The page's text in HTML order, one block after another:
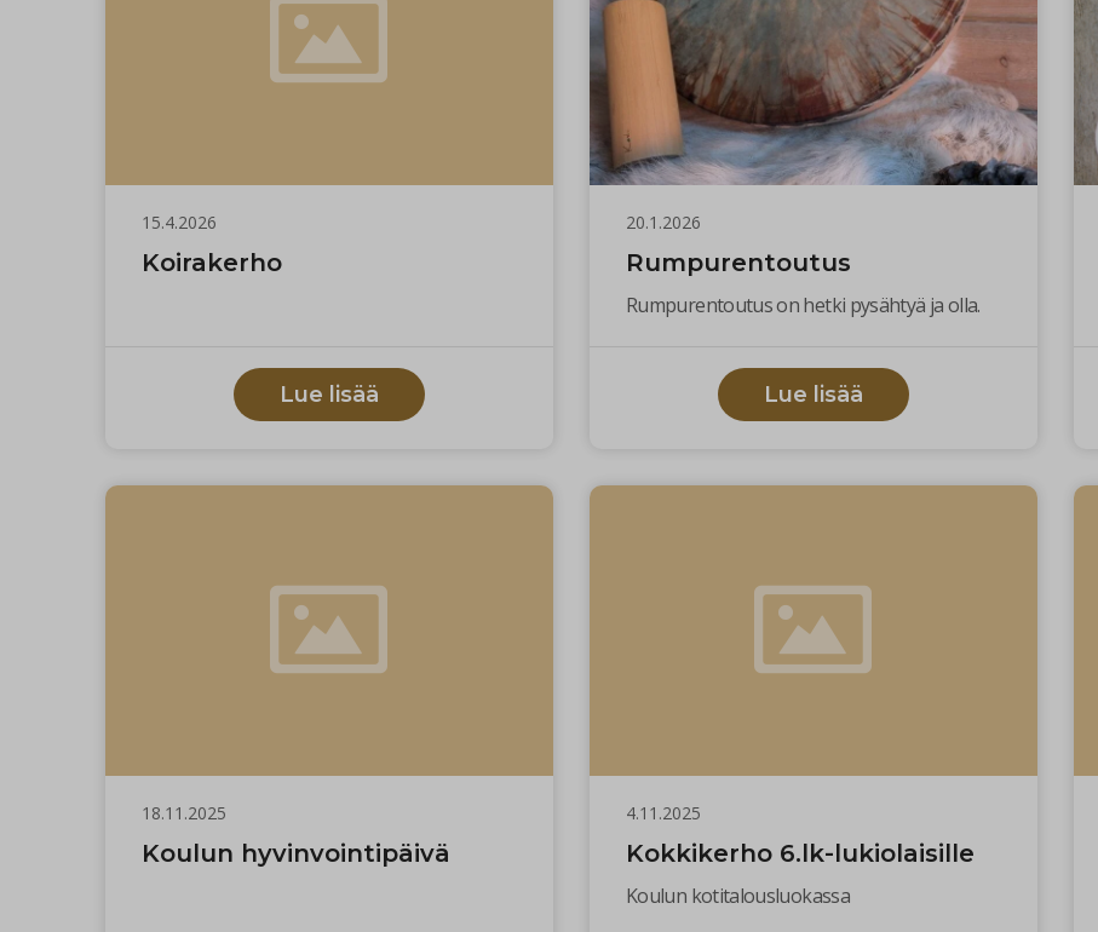
15.4.2026
Koirakerho
Lue lisää
20.1.2026
Rumpurentoutus
Rumpurentoutus on hetki pysähtyä ja olla.
Lue lisää
18.11.2025
Koulun hyvinvointipäivä
4.11.2025
Kokkikerho 6.lk-lukiolaisille
Koulun kotitalousluokassa